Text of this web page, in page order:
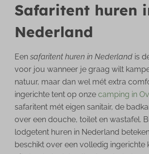
Safaritent huren
Nederland
Eensafaritent huren in Nederland is
voor jou wanneer je graag wilt
natuur, maar dan wel mét extra
ingerichte tent op onzecamping in
safaritent mét eigen sanitair, de
over een douche, toilet en wastafel.
lodgetent huren in Nederland
beschikt over een volledig ingerichte